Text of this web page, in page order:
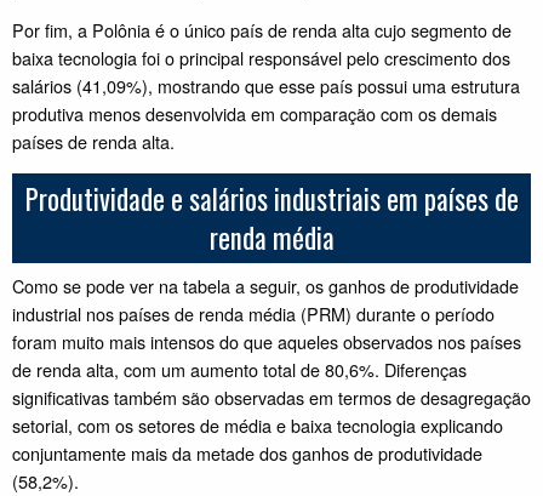
Por fim, a Polônia é o único país de renda alta cujo segmento de
baixa tecnologia foi o principal responsável pelo crescimento dos
salários (41,09%), mostrando que esse país possui uma estrutura
produtiva menos desenvolvida em comparação com os demais
países de renda alta.
Produtividade e salários industriais em países de
renda média
Como se pode ver na tabela a seguir, os ganhos de produtividade
industrial nos países de renda média (PRM) durante o período
foram muito mais intensos do que aqueles observados nos países
de renda alta, com um aumento total de 80,6%. Diferenças
significativas também são observadas em termos de desagregação
setorial, com os setores de média e baixa tecnologia explicando
conjuntamente mais da metade dos ganhos de produtividade
(58,2%).